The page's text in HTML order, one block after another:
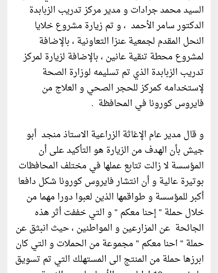
السيد محمد جرادات و مدير مركز تدريب الزبابدة
الدكتور سامر الأحمد ، و تم زيارة مشروع خلايا
النحل المقدم لجمعية عنزا التعاونية ، بالإضافة
لمشروع محطة تنقية عانين ، بالإضافة لزيارة لمركز
تدريب الزبابدة الذي تم تسليمه لوزارة الصحة
لإستخدامه كمركز للحجر الصحي و العلاج من
فايروس كورونا في المحافظة .
و قال مدير عام الإغاثة الزراعية الاستاذ منجد أبو
جيش بأن الهدف من الزيارة هو التأكيد على أن
المؤسسة لا زالت تتابع عملها في مختلف المحافظات
بوتيرة عالية و أن انتشار فايروس كورونا شكل دافعا
أكبر للمؤسسة و طواقمها الذين لعبوا دورا مهما من
خلال حملة " إحنا معكم " و التي خففت أثر هذه
الجائحة عن المزارعين و المواطنين ، حيث انبثق عن
حملة " احنا معكم " مجموعة من الحملات و التي كان
ابرزها حملة من المنتج الى المستهلك التي تم تسويق